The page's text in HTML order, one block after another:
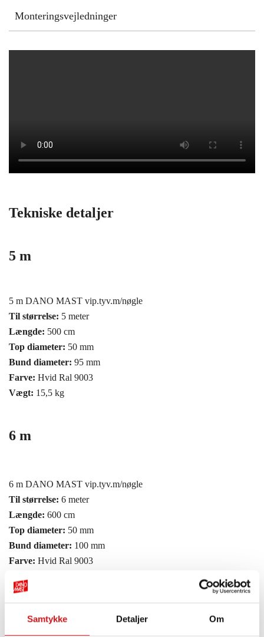
Samtykke Detaljer Om
Monteringsvejledninger
Tekniske detaljer
5 m
5 m DANO MAST vip.tyv.m/nøgle
Til størrelse: 5 meter
Længde: 500 cm
Top diameter: 50 mm
Bund diameter: 95 mm
Farve: Hvid Ral 9003
Vægt: 15,5 kg
6 m
6 m DANO MAST vip.tyv.m/nøgle
Til størrelse: 6 meter
Længde: 600 cm
Top diameter: 50 mm
Bund diameter: 100 mm
Farve: Hvid Ral 9003
7 m